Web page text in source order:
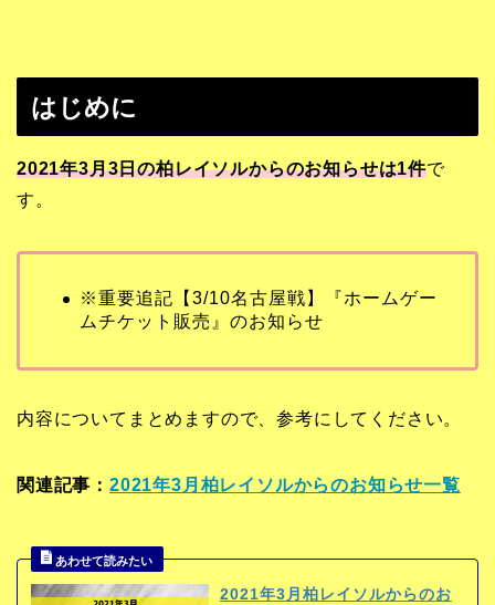
はじめに
2021年3月3日の柏レイソルからのお知らせは1件で
す。
※重要追記【3/10名古屋戦】『ホームゲー
ムチケット販売』のお知らせ
内容についてまとめますので、参考にしてください。
関連記事： 2021年3月柏レイソルからのお知らせ一覧
2021年3月柏レイソルからのお